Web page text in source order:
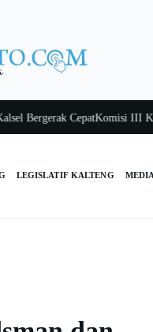
CepatKomisi III Kalsel
LEGISLATIF KALTENG